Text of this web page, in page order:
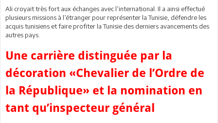
Ali croyait très fort aux échanges avec l’international. Il a ainsi effectué
plusieurs missions à l’étranger pour représenter la Tunisie, défendre les
acquis tunisiens et faire profiter la Tunisie des derniers avancements des
autres pays.
Une carrière distinguée par la
décoration «Chevalier de l’Ordre de
la République» et la nomination en
tant qu’inspecteur général